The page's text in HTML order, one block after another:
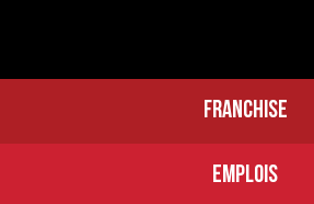
FRANCHISE
EMPLOIS